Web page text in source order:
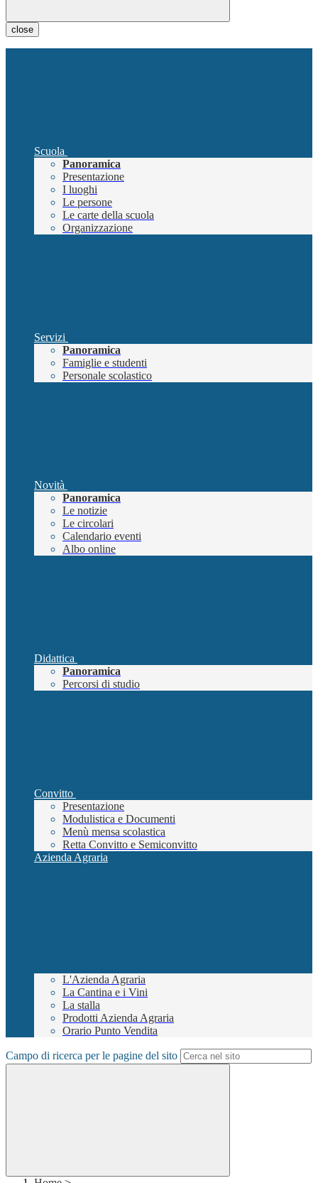
close
Scuola
Panoramica
Presentazione
I luoghi
Le persone
Le carte della scuola
Organizzazione
Servizi
Panoramica
Famiglie e studenti
Personale scolastico
Novità
Panoramica
Le notizie
Le circolari
Calendario eventi
Albo online
Didattica
Panoramica
Percorsi di studio
Convitto
Presentazione
Modulistica e Documenti
Menù mensa scolastica
Retta Convitto e Semiconvitto
Azienda Agraria
L'Azienda Agraria
La Cantina e i Vini
La stalla
Prodotti Azienda Agraria
Orario Punto Vendita
Campo di ricerca per le pagine del sito